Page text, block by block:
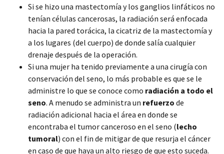
Si se hizo una mastectomía y los ganglios linfáticos no
tenían células cancerosas, la radiación será enfocada
hacia la pared torácica, la cicatriz de la mastectomía y
a los lugares (del cuerpo) de donde salía cualquier
drenaje después de la operación.
Si una mujer ha tenido previamente a una cirugía con
conservación del seno, lo más probable es que se le
administre lo que se conoce como radiación a todo el
seno. A menudo se administra un refuerzo de
radiación adicional hacia el área en donde se
encontraba el tumor canceroso en el seno (lecho
tumoral) con el fin de mitigar de que resurja el cáncer
en caso de que haya un alto riesgo de que esto suceda.